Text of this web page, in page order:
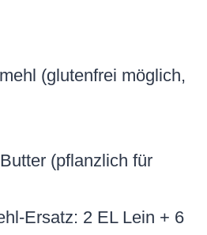
(glutenfrei möglich,
(pflanzlich für
Ersatz: 2 EL Lein + 6